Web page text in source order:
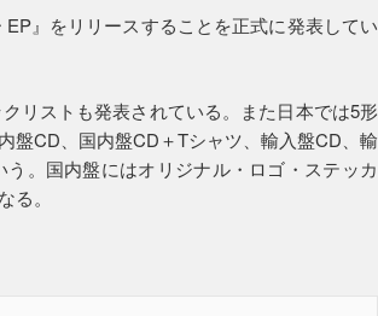
』をリリースすることを正式に発表してい
リストも発表されている。また日本では5形
盤CD、国内盤CD＋Tシャツ、輸入盤CD、輸
。国内盤にはオリジナル・ロゴ・ステッカ
。